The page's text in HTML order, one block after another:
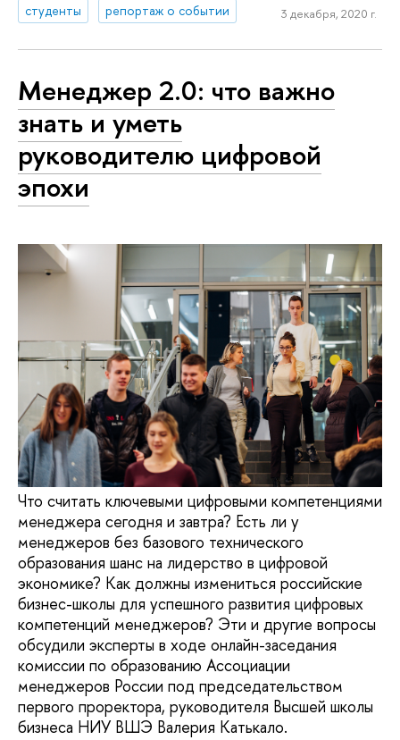
студенты
репортаж о событии 3 декабря, 2020 г.
Менеджер 2.0: что важно
знать и уметь
руководителю цифровой
эпохи
Что считать ключевыми цифровыми компетенциями
менеджера сегодня и завтра? Есть ли у
менеджеров без базового технического
образования шанс на лидерство в цифровой
экономике? Как должны измениться российские
бизнес-школы для успешного развития цифровых
компетенций менеджеров? Эти и другие вопросы
обсудили эксперты в ходе онлайн-заседания
комиссии по образованию Ассоциации
менеджеров России под председательством
первого проректора, руководителя Высшей школы
бизнеса НИУ ВШЭ Валерия Катькало.